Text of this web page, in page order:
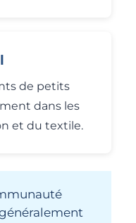
de petits
dans les
et du textile.